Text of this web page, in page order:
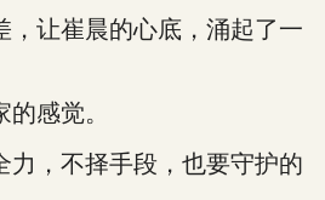
让崔晨的心底，涌起了一
感觉。
，不择手段，也要守护的